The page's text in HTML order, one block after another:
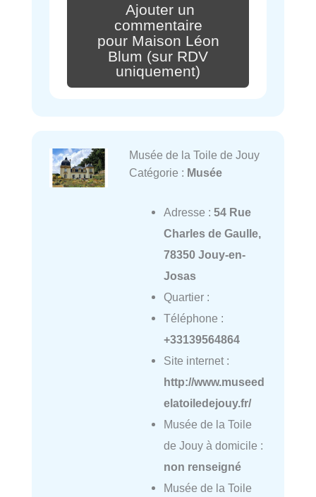
Ajouter un
commentaire
pour Maison Léon
Blum (sur RDV
uniquement)
Musée de la Toile de Jouy
Catégorie : Musée
Adresse : 54 Rue
Charles de Gaulle,
78350 Jouy-en-
Josas
Quartier :
Téléphone :
+33139564864
Site internet :
http://www.museed
elatoiledejouy.fr/
Musée de la Toile
de Jouy à domicile :
non renseigné
Musée de la Toile